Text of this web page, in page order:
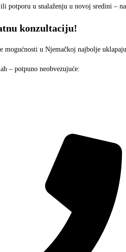
potporu u snalaženju u novoj sredini –
konzultaciju!
mogućnosti u Njemačkoj najbolje
– potpuno neobvezujuće: